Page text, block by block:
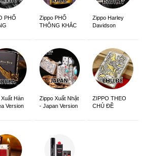
PHỔ
Zippo PHỔ
THÔNG KHẮC
Zippo Harley
Davidson
Hàn
Version
Zippo Xuất Nhật
- Japan Version
ZIPPO THEO
CHỦ ĐỀ